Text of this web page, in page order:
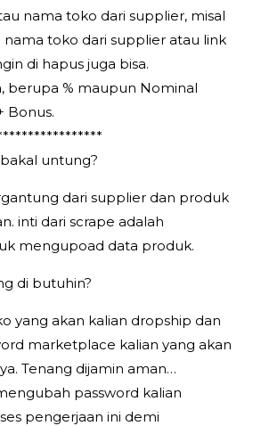
nama toko dari supplier, misal
nama toko dari supplier atau link
di hapus juga bisa.
berupa % maupun Nominal
Bonus.
untung?
dari supplier dan produk
inti dari scrape adalah
mengupoad data produk.
di butuhin?
yang akan kalian dropship dan
marketplace kalian yang akan
Tenang dijamin aman…
password kalian
pengerjaan ini demi